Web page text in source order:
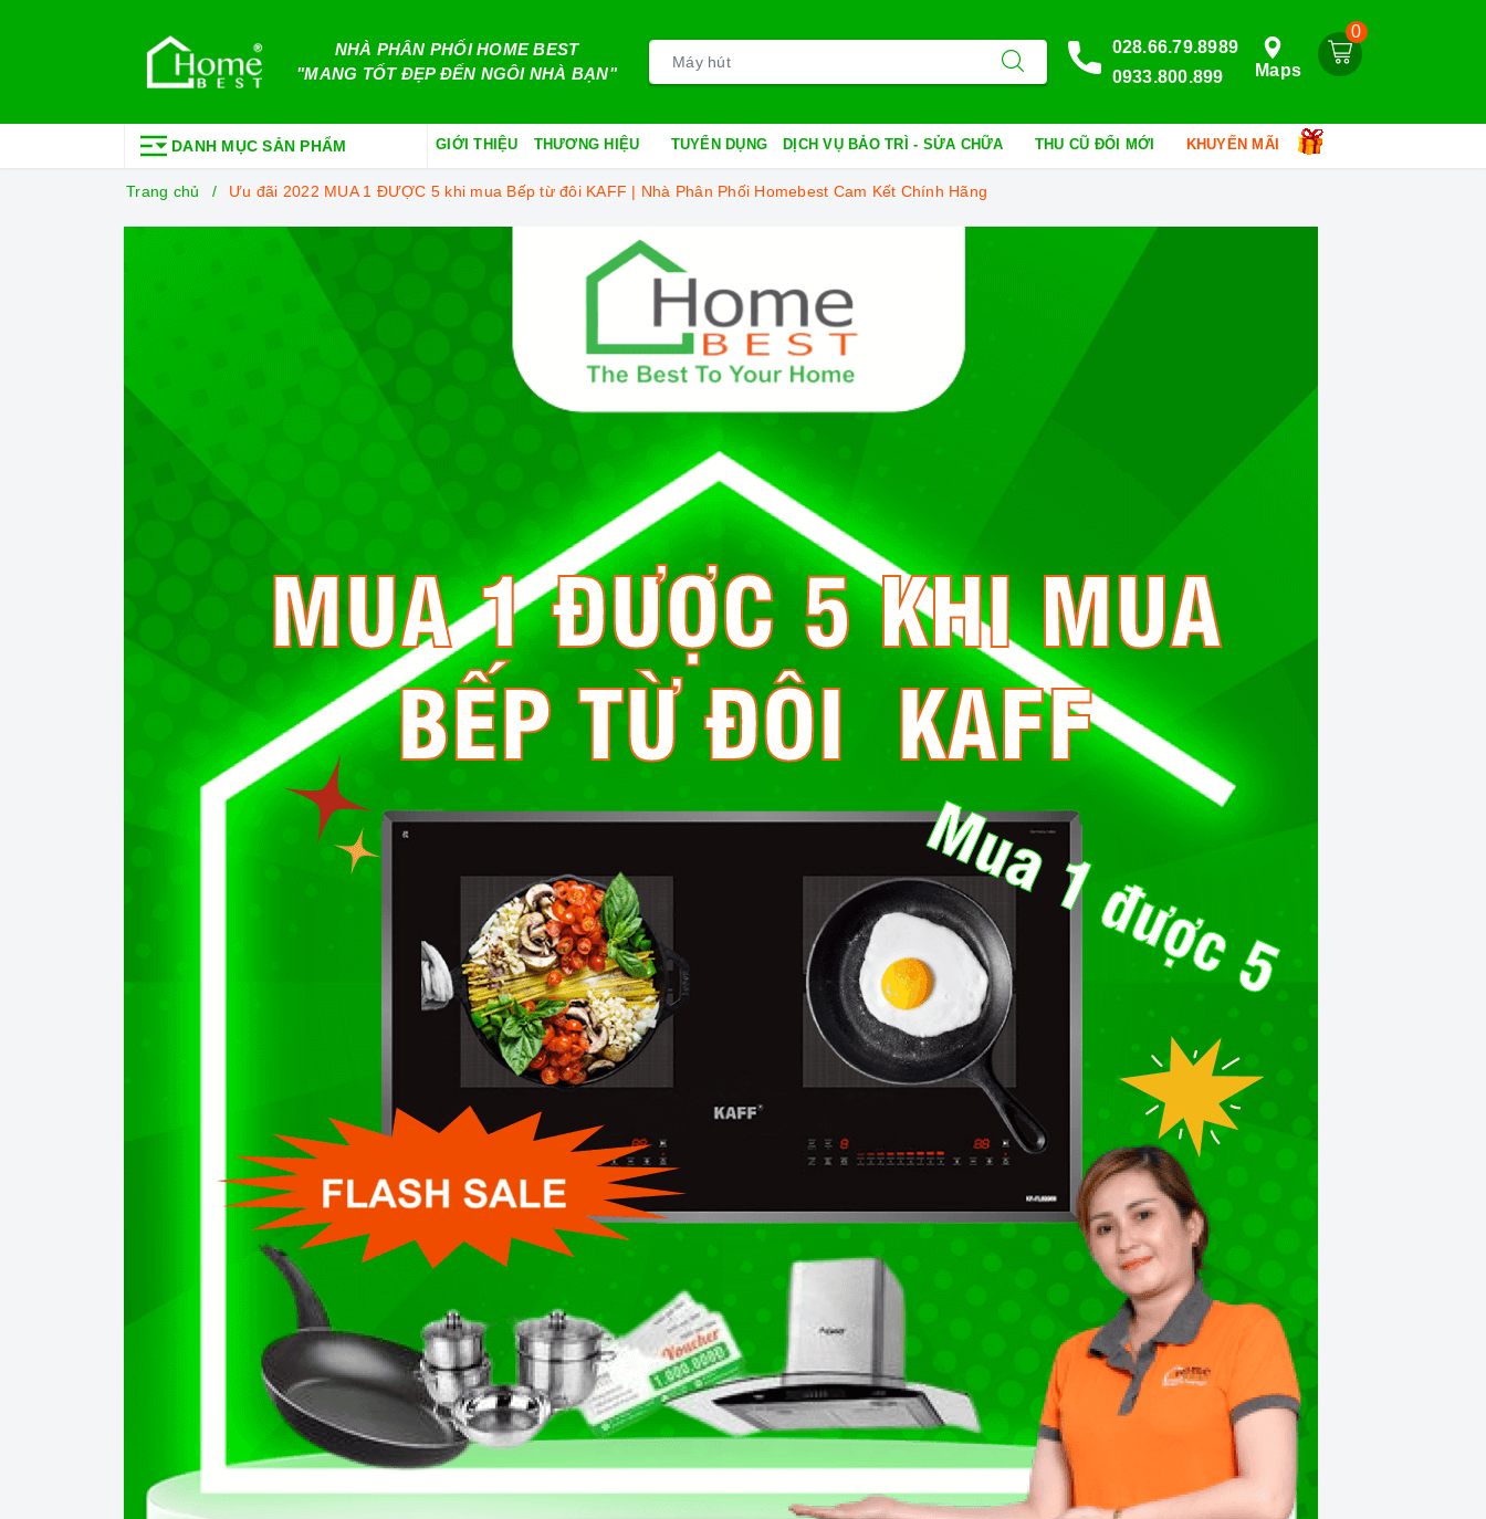
NHÀ PHÂN PHỐI HOME BEST
"MANG TỐT ĐẸP ĐẾN NGÔI NHÀ BẠN"
0
Maps
028.66.79.8989
0933.800.899
DANH MỤC SẢN PHẨM GIỚI THIỆU THƯƠNG HIỆU TUYỂN DỤNG DỊCH VỤ BẢO TRÌ - SỬA CHỮA THU CŨ ĐỔI MỚI KHUYẾN MÃI
Trang chủ Ưu đãi 2022 MUA 1 ĐƯỢC 5 khi mua Bếp từ đôi KAFF | Nhà Phân Phối Homebest Cam Kết Chính Hãng